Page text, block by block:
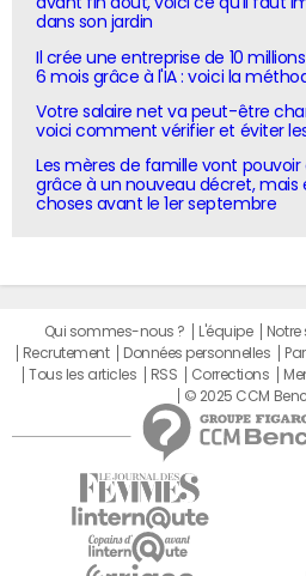
dans son jardin
Il crée une entreprise de 10
6 mois grâce à l'IA : voici la
Votre salaire net va peut-être
voici comment vérifier et éviter
Les mères de famille vont
grâce à un nouveau décret, mais
choses avant le 1er septembre
Qui sommes-nous ? L'équipe
Recrutement
Données personnelles
Tous les articles
RSS Corrections
© 2025 CCM